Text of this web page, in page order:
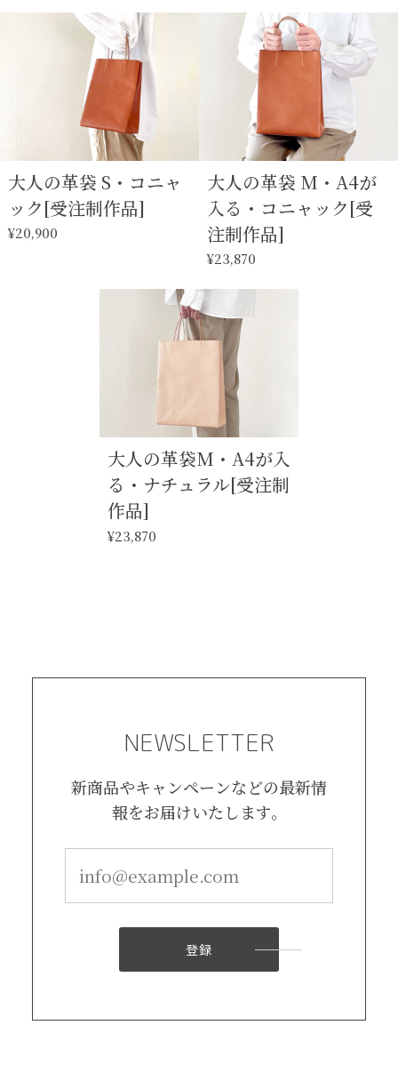
大人の革袋 S・コニャ
ック[受注制作品]
¥20,900
大人の革袋 M・A4が
入る・コニャック[受
注制作品]
¥23,870
大人の革袋M・A4が入
る・ナチュラル[受注制
作品]
¥23,870
NEWSLETTER
新商品やキャンペーンなどの最新情
報をお届けいたします。
登録